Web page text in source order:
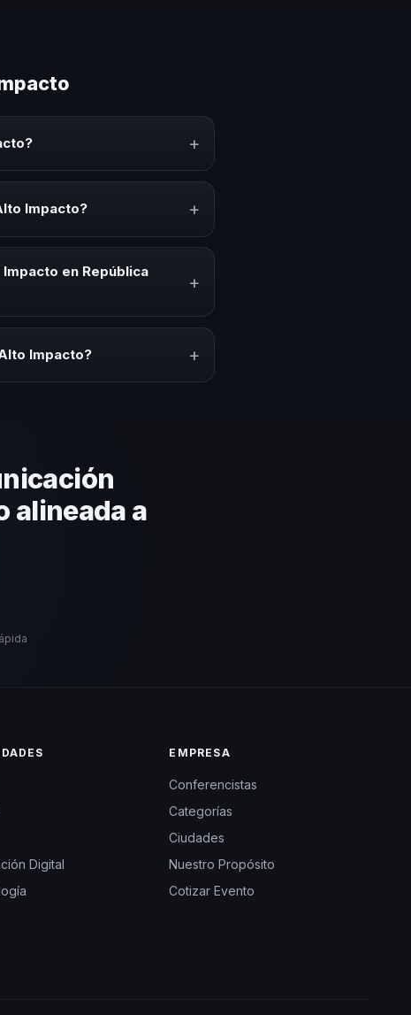
+
Impacto? +
cultural relacionado con esta
en República
+
Impacto? +
alineada a
Digital
EMPRESA
Conferencistas
Categorías
Ciudades
Nuestro Propósito
Cotizar Evento